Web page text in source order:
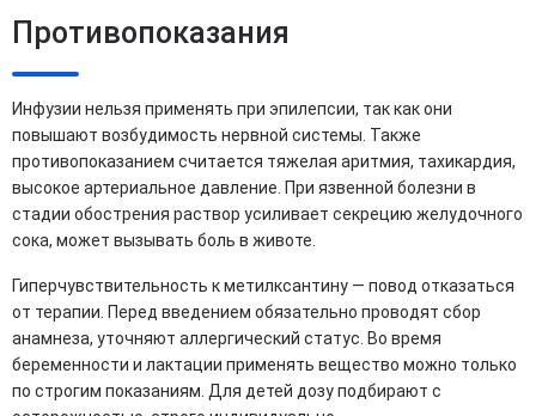
Противопоказания
Инфузии нельзя применять при эпилепсии, так как они
повышают возбудимость нервной системы. Также
противопоказанием считается тяжелая аритмия, тахикардия,
высокое артериальное давление. При язвенной болезни в
стадии обострения раствор усиливает секрецию желудочного
сока, может вызывать боль в животе.
Гиперчувствительность к метилксантину — повод отказаться
от терапии. Перед введением обязательно проводят сбор
анамнеза, уточняют аллергический статус. Во время
беременности и лактации применять вещество можно только
по строгим показаниям. Для детей дозу подбирают с